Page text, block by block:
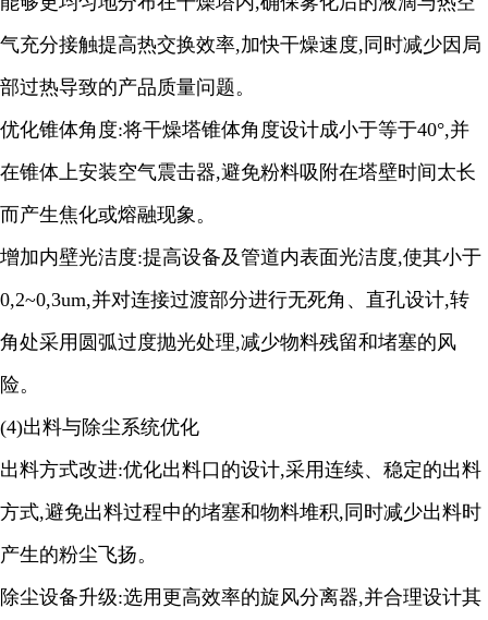
气充分接触提高热交换效率,加快干燥速度,同时减少因局
部过热导致的产品质量问题。
优化锥体角度:将干燥塔锥体角度设计成小于等于40°,并
在锥体上安装空气震击器,避免粉料吸附在塔壁时间太长
而产生焦化或熔融现象。
增加内壁光洁度:提高设备及管道内表面光洁度,使其小于
0,2~0,3um,并对连接过渡部分进行无死角、直孔设计,转
角处采用圆弧过度抛光处理,减少物料残留和堵塞的风
险。
(4)出料与除尘系统优化
出料方式改进:优化出料口的设计,采用连续、稳定的出料
方式,避免出料过程中的堵塞和物料堆积,同时减少出料时
产生的粉尘飞扬。
除尘设备升级:选用更高效率的旋风分离器,并合理设计其